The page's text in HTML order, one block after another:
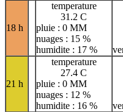
18 h
temperature
31.2 C
pluie : 0 MM
nuages : 15 %
humidite : 17 %
21 h
temperature
27.4 C
pluie : 0 MM
nuages : 12 %
humidite : 16 %